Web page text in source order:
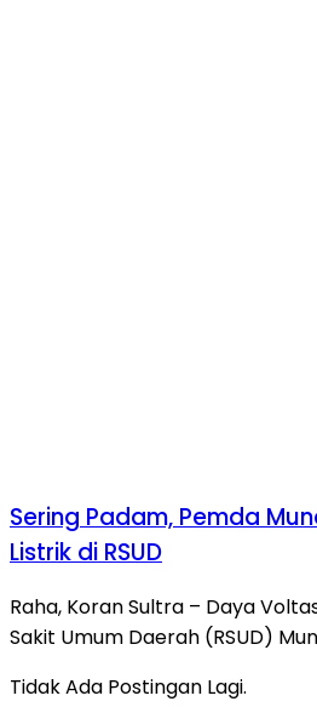
Sering Padam, Pemda
Listrik di RSUD
Raha, Koran Sultra – Daya
Sakit Umum Daerah (RSUD)
Tidak Ada Postingan Lagi.